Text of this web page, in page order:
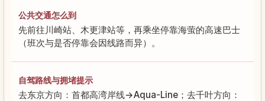
公共交通怎么到
先前往川崎站、木更津站等，再乘坐停靠海萤的高速巴士
（班次与是否停靠会因线路而异）。
自驾路线与拥堵提示
去东京方向：首都高湾岸线→Aqua-Line；去千叶方向：